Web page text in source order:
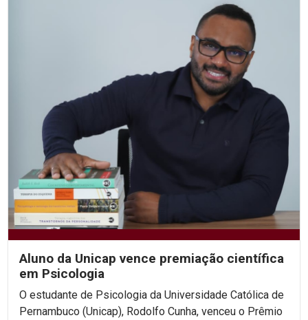
Aluno da Unicap vence premiação científica
em Psicologia
O estudante de Psicologia da Universidade Católica de
Pernambuco (Unicap), Rodolfo Cunha, venceu o Prêmio